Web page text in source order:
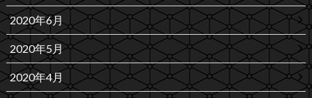
2020年6月
2020年5月
2020年4月